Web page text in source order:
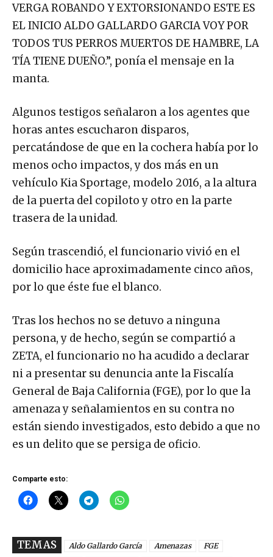
VERGA ROBANDO Y EXTORSIONANDO ESTE ES
EL INICIO ALDO GALLARDO GARCIA VOY POR
TODOS TUS PERROS MUERTOS DE HAMBRE, LA
TÍA TIENE DUEÑO.”, ponía el mensaje en la
manta.
Algunos testigos señalaron a los agentes que
horas antes escucharon disparos,
percatándose de que en la cochera había por lo
menos ocho impactos, y dos más en un
vehículo Kia Sportage, modelo 2016, a la altura
de la puerta del copiloto y otro en la parte
trasera de la unidad.
Según trascendió, el funcionario vivió en el
domicilio hace aproximadamente cinco años,
por lo que éste fue el blanco.
Tras los hechos no se detuvo a ninguna
persona, y de hecho, según se compartió a
ZETA, el funcionario no ha acudido a declarar
ni a presentar su denuncia ante la Fiscalía
General de Baja California (FGE), por lo que la
amenaza y señalamientos en su contra no
están siendo investigados, esto debido a que no
es un delito que se persiga de oficio.
Comparte esto:
TEMAS Aldo Gallardo García Amenazas
FGE